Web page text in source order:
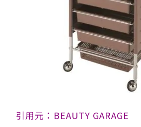
引用元：BEAUTY GARAGE